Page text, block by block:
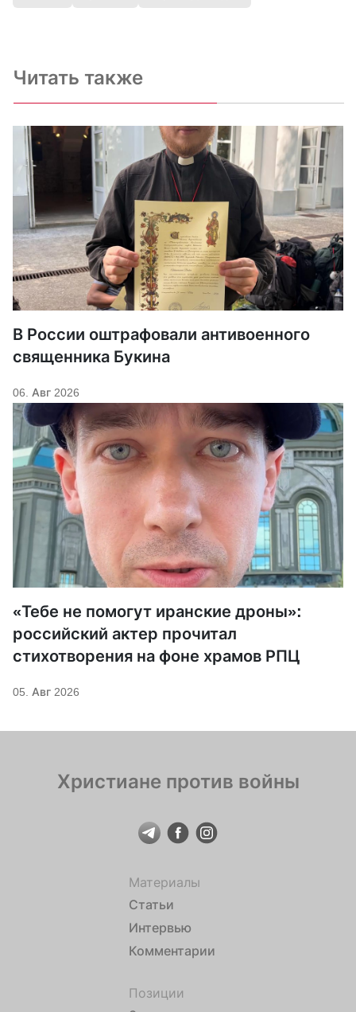
Читать также
В России оштрафовали антивоенного
священника Букина
06. Авг 2026
«Тебе не помогут иранские дроны»:
российский актер прочитал
стихотворения на фоне храмов РПЦ
05. Авг 2026
Христиане против войны
Материалы
Статьи
Интервью
Комментарии
Позиции